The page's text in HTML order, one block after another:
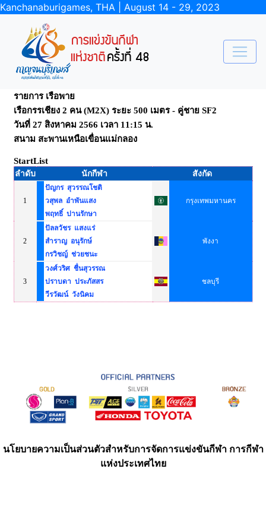
Kanchanaburigames, THA | August 14 - 29, 2023
รายการ เรือพาย
เรือกรรเชียง 2 คน (M2X) ระยะ 500 เมตร - คู่ชาย SF2
วันที่ 27 สิงหาคม 2566 เวลา 11:15 น.
สนาม สะพานเหนือเขื่อนแม่กลอง
StartList
ลำดับ นักกีฬา สังกัด
1
ปัญกร สุวรรณโชติ
วสุพล อำพันแสง
พฤทธิ์ ปานรักษา
กรุงเทพมหานคร
2
ปัลลวัชร แสงแร่
สำราญ อนุรักษ์
กรวิชญ์ ช่วยชนะ
พังงา
3
วงศ์วริศ ชื่นสุวรรณ
ปราบดา ประภัสสร
วีรวัฒน์ วังนิคม
ชลบุรี
นโยบายความเป็นส่วนตัวสำหรับการจัดการแข่งขันกีฬา การกีฬา
แห่งประเทศไทย